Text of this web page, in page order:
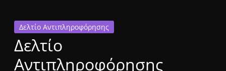
ραδιόφωνο
1431AM
Δελτίο Αντιπληροφόρησης
Δελτίο
Αντιπληροφόρησης